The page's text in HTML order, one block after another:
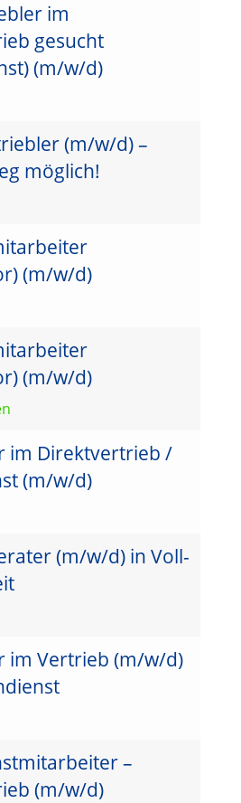
im
gesucht
(m/w/d)
(m/w/d) –
möglich!
(m/w/d)
(m/w/d)
im Direktvertrieb /
(m/w/d)
(m/w/d) in Voll-
im Vertrieb (m/w/d)
–
(m/w/d)